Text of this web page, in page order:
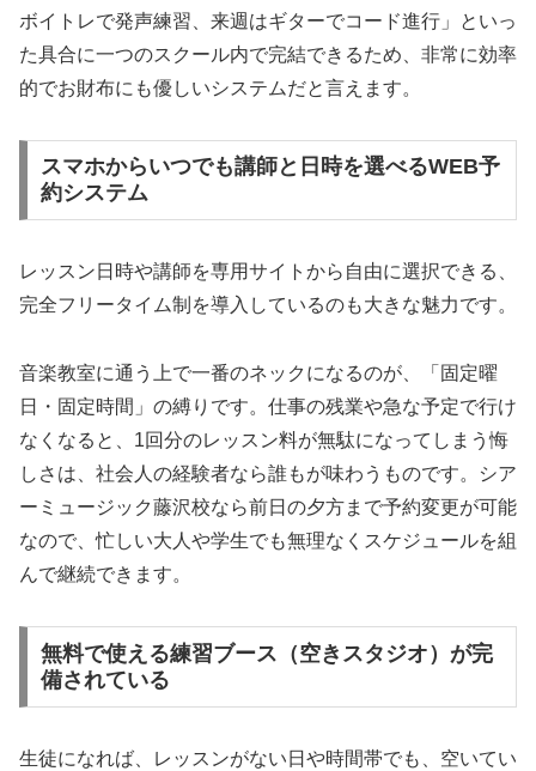
ボイトレで発声練習、来週はギターでコード進行」といっ
た具合に一つのスクール内で完結できるため、非常に効率
的でお財布にも優しいシステムだと言えます。
スマホからいつでも講師と日時を選べるWEB予
約システム
レッスン日時や講師を専用サイトから自由に選択できる、
完全フリータイム制を導入しているのも大きな魅力です。
音楽教室に通う上で一番のネックになるのが、「固定曜
日・固定時間」の縛りです。仕事の残業や急な予定で行け
なくなると、1回分のレッスン料が無駄になってしまう悔
しさは、社会人の経験者なら誰もが味わうものです。シア
ーミュージック藤沢校なら前日の夕方まで予約変更が可能
なので、忙しい大人や学生でも無理なくスケジュールを組
んで継続できます。
無料で使える練習ブース（空きスタジオ）が完
備されている
生徒になれば、レッスンがない日や時間帯でも、空いてい